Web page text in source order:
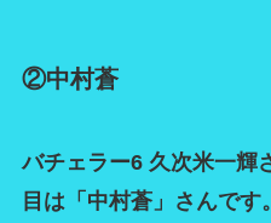
②中村蒼
バチェラー6 久次米一輝
目は「中村蒼」さんです。